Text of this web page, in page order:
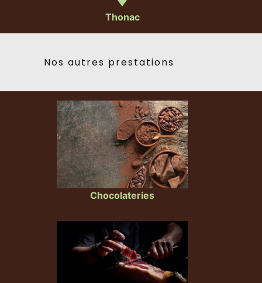
Thonac
Nos autres prestations
Chocolateries